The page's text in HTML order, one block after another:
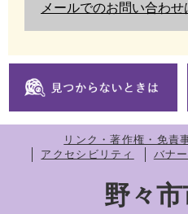
メールでのお問い合わせ
リンク・著作権・免責
アクセシビリティ
バナ
野々